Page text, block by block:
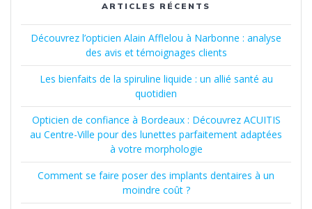
ARTICLES RÉCENTS
Découvrez l’opticien Alain Afflelou à Narbonne : analyse
des avis et témoignages clients
Les bienfaits de la spiruline liquide : un allié santé au
quotidien
Opticien de confiance à Bordeaux : Découvrez ACUITIS
au Centre-Ville pour des lunettes parfaitement adaptées
à votre morphologie
Comment se faire poser des implants dentaires à un
moindre coût ?